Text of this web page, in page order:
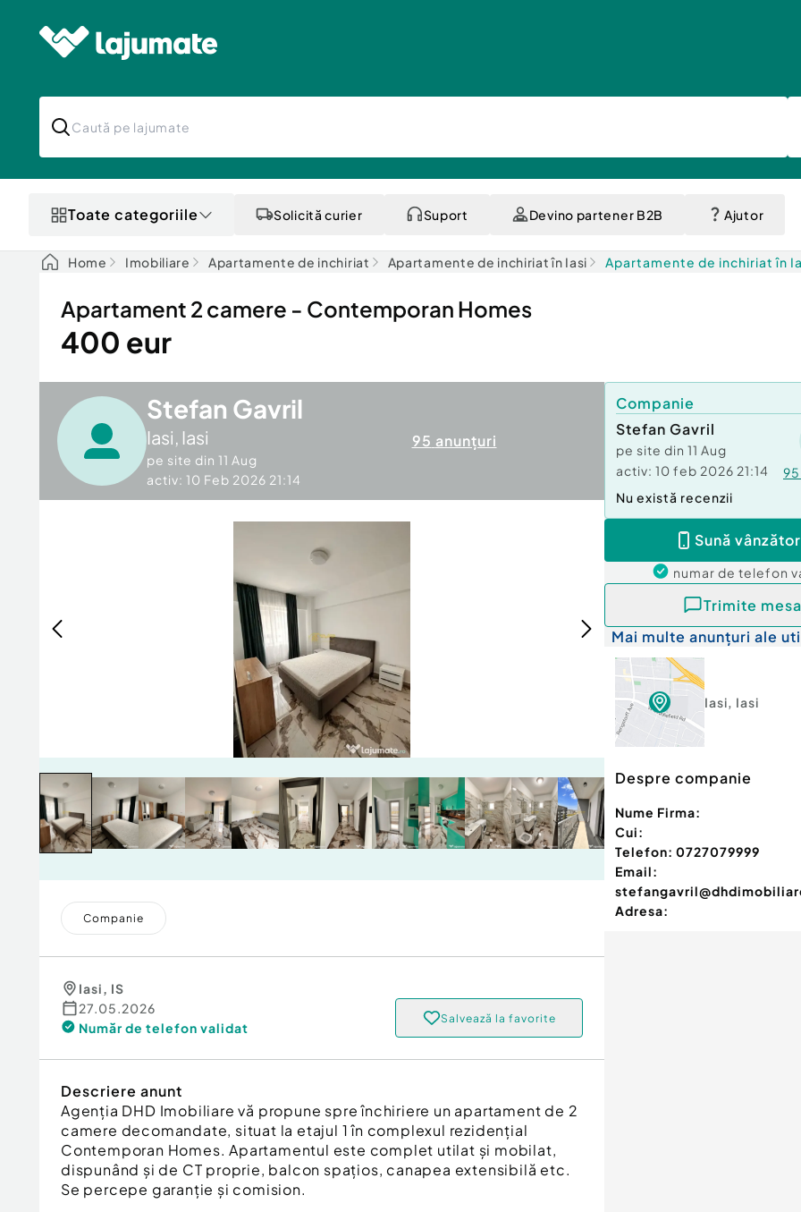
Toate categoriile Solicită curier Suport Devino partener B2B Ajutor
Home Imobiliare Apartamente de inchiriat Apartamente de inchiriat în Iasi Apartamente de inchiriat în
Apartament 2 camere - Contemporan Homes
400 eur
Stefan Gavril
Iasi, Iasi
pe site din 11 Aug
activ: 10 Feb 2026 21:14
95 anunțuri
Companie
Iasi, IS
27.05.2026
Număr de telefon validat
Salvează la favorite
Descriere anunt
Agenția DHD Imobiliare vă propune spre închiriere un apartament de 2
camere decomandate, situat la etajul 1 în complexul rezidențial
Contemporan Homes. Apartamentul este complet utilat și mobilat,
dispunând și de CT proprie, balcon spațios, canapea extensibilă etc.
Se percepe garanție și comision.
Companie
Stefan Gavril
pe site din 11 Aug
activ: 10 feb 2026 21:14
95
Nu există recenzii
Sună
numar de telefon
Trimite
Mai multe anunțuri ale
Iasi, Iasi
Despre companie
Nume Firma:
Cui:
Telefon: 0727079999
Email:
Adresa: